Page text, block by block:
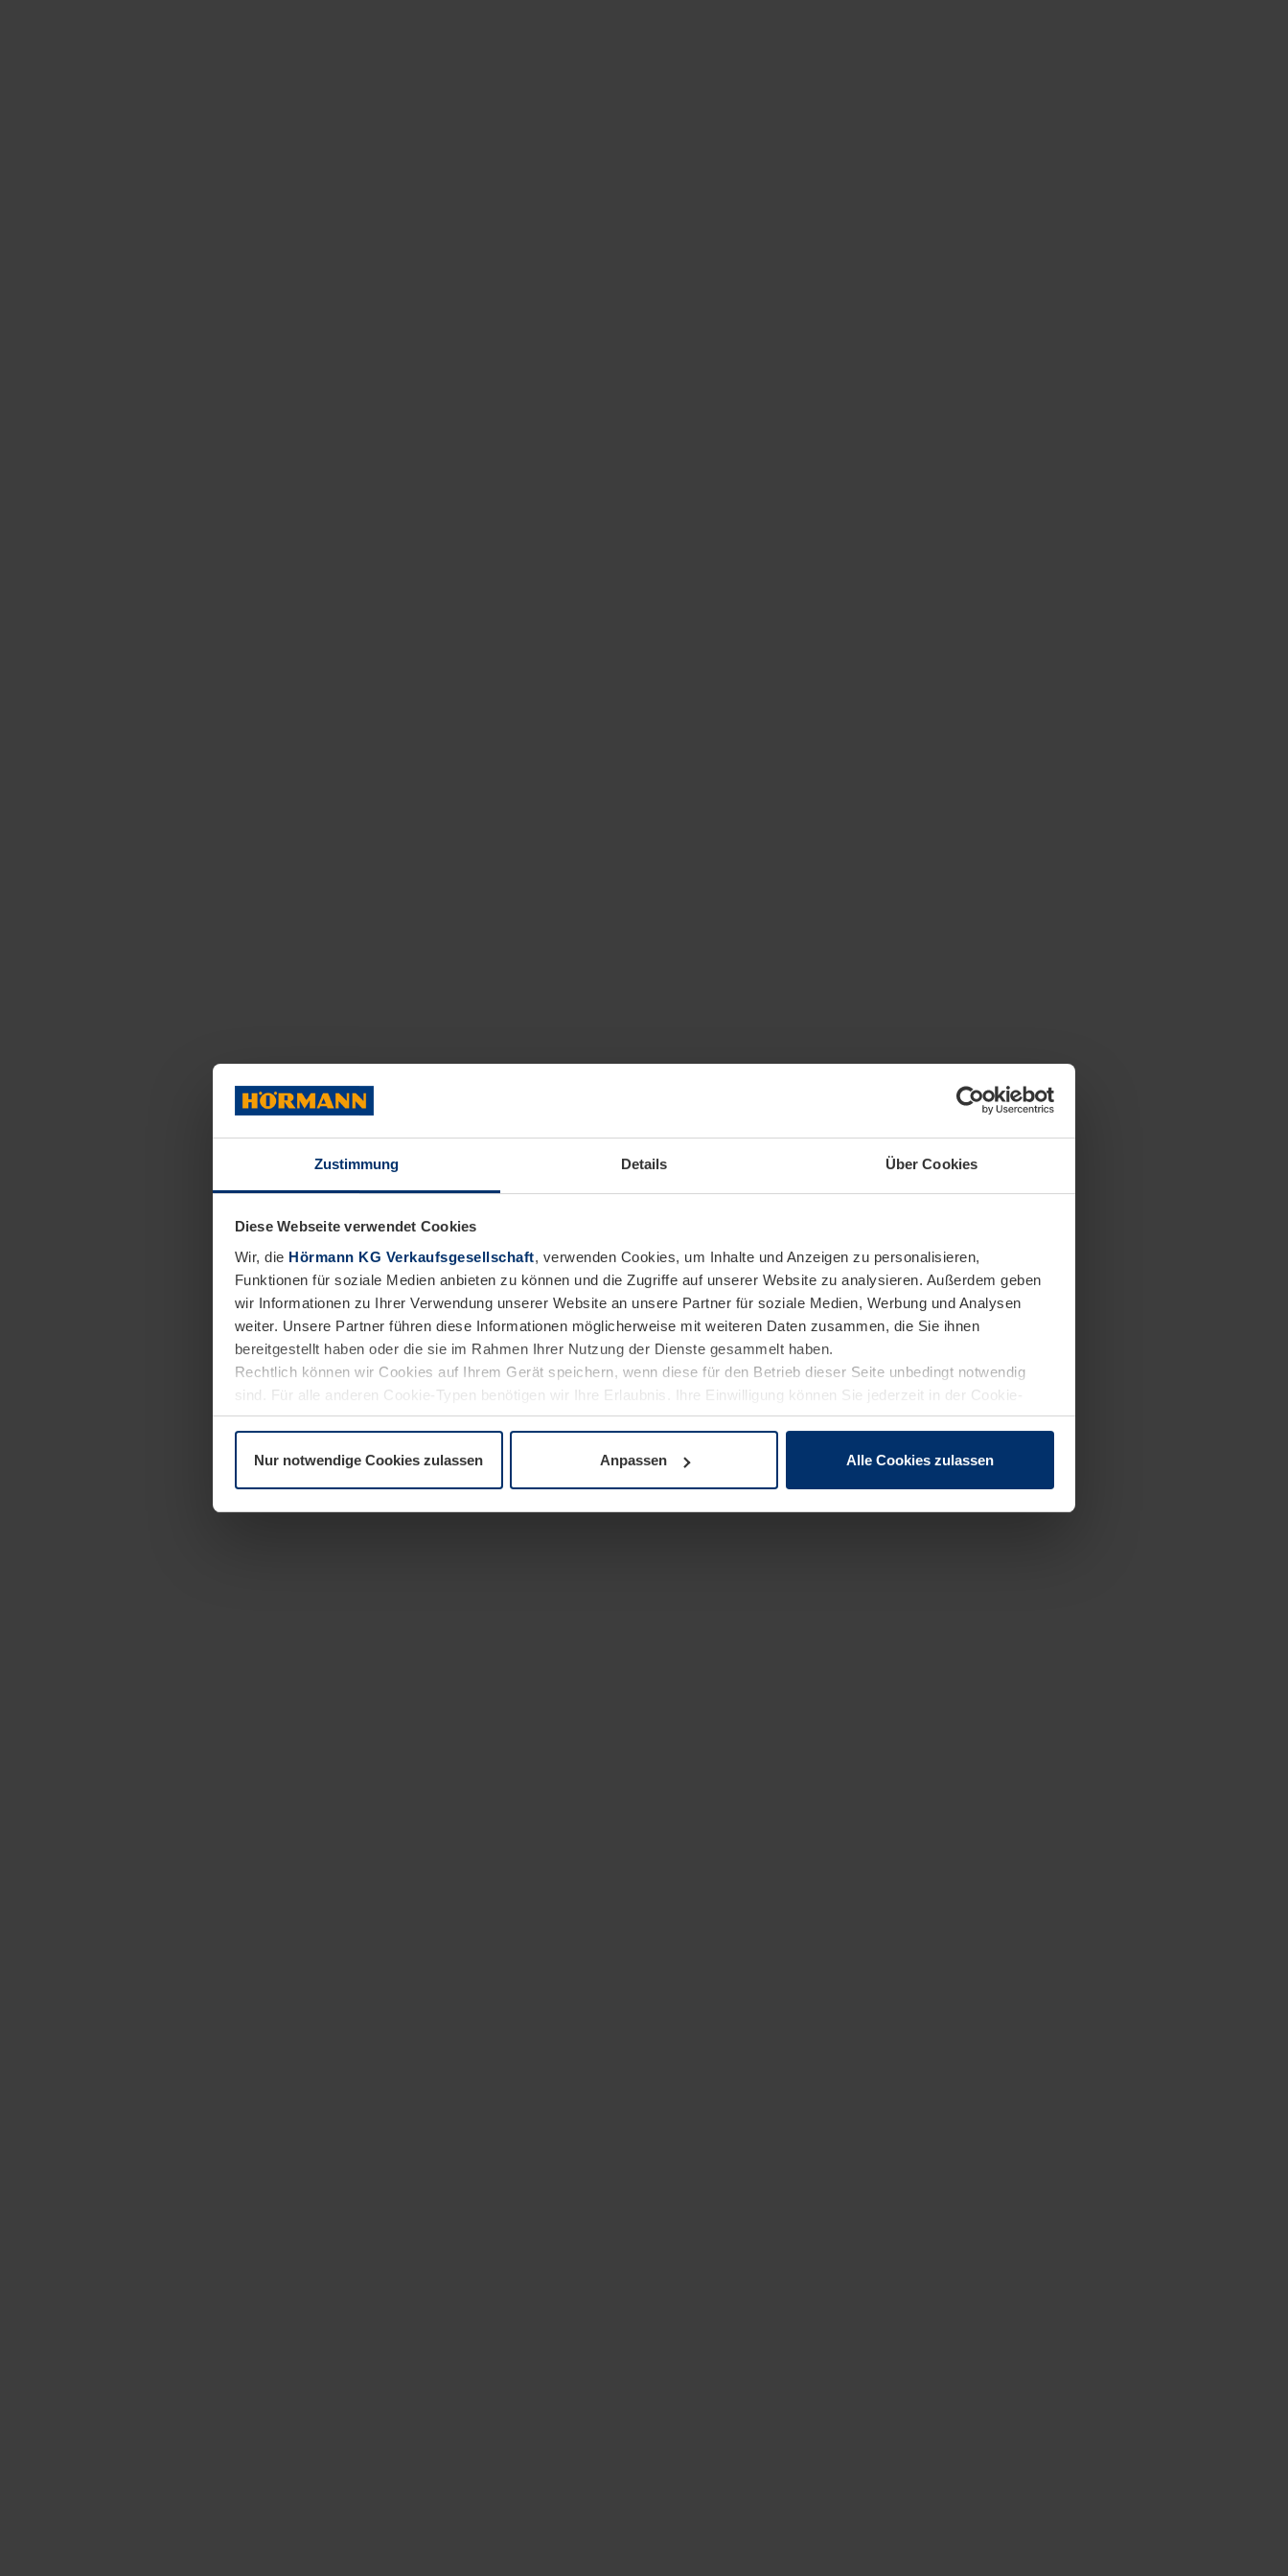
Zustimmung Details Über Cookies
Diese Webseite verwendet Cookies
Wir, die Hörmann KG Verkaufsgesellschaft, verwenden Cookies, um Inhalte und Anzeigen zu personalisieren,
Funktionen für soziale Medien anbieten zu können und die Zugriffe auf unserer Website zu analysieren. Außerdem geben
wir Informationen zu Ihrer Verwendung unserer Website an unsere Partner für soziale Medien, Werbung und Analysen
weiter. Unsere Partner führen diese Informationen möglicherweise mit weiteren Daten zusammen, die Sie ihnen
bereitgestellt haben oder die sie im Rahmen Ihrer Nutzung der Dienste gesammelt haben.
Rechtlich können wir Cookies auf Ihrem Gerät speichern, wenn diese für den Betrieb dieser Seite unbedingt notwendig
sind. Für alle anderen Cookie-Typen benötigen wir Ihre Erlaubnis. Ihre Einwilligung können Sie jederzeit in der Cookie-
Erläuterung auf der SeiteDatenschutzerklärungunserer Website ändern oder widerrufen.
Nur notwendige Cookies zulassen Anpassen Alle Cookies zulassen